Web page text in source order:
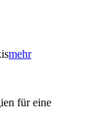
mehr
für eine